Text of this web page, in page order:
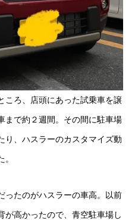
ころ、店頭にあった試乗車を譲
まで約２週間。その間に駐車場
り、ハスラーのカスタマイズ動
ったのがハスラーの車高。以前
が高かったので、青空駐車場し